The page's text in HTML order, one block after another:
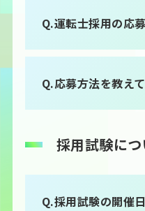
Q.運転士採用の応
Q.応募方法を教え
採用試験につ
Q.採用試験の開催